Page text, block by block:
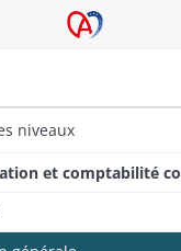
Archives Alsace - Colmar
niveaux
et comptabilité